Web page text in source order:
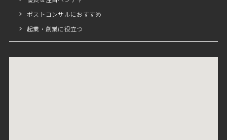
ポストコンサルにおすすめ
起業・創業に役立つ